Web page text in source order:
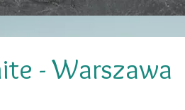
- Warszawa